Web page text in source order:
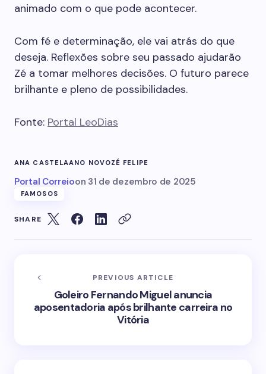
animado com o que pode acontecer.
Com fé e determinação, ele vai atrás do que
deseja. Reflexões sobre seu passado ajudarão
Zé a tomar melhores decisões. O futuro parece
brilhante e pleno de possibilidades.
Fonte: Portal LeoDias
ANA CASTELAANO NOVOZÉ FELIPE
Portal Correioon 31 de dezembro de 2025
FAMOSOS
SHARE
PREVIOUS ARTICLE
Goleiro Fernando Miguel anuncia
aposentadoria após brilhante carreira no
Vitória